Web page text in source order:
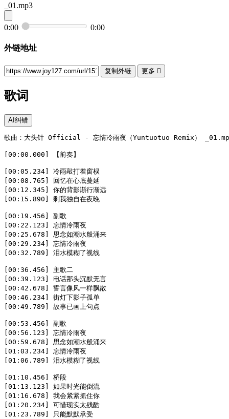
_01.mp3
0:00 0:00
外链地址
复制外链 更多 
歌词
AI纠错
歌曲：大头针 Official - 忘情冷雨夜（Yuntuotuo Remix）
[00:00.000] 【前奏】
[00:05.234] 冷雨敲打着窗棂
[00:08.765] 回忆在心底蔓延
[00:12.345] 你的背影渐行渐远
[00:15.890] 剩我独自在夜晚
[00:19.456] 副歌
[00:22.123] 忘情冷雨夜
[00:25.678] 思念如潮水般涌来
[00:29.234] 忘情冷雨夜
[00:32.789] 泪水模糊了视线
[00:36.456] 主歌二
[00:39.123] 电话那头沉默无言
[00:42.678] 誓言像风一样飘散
[00:46.234] 街灯下影子孤单
[00:49.789] 故事已画上句点
[00:53.456] 副歌
[00:56.123] 忘情冷雨夜
[00:59.678] 思念如潮水般涌来
[01:03.234] 忘情冷雨夜
[01:06.789] 泪水模糊了视线
[01:10.456] 桥段
[01:13.123] 如果时光能倒流
[01:16.678] 我会紧紧抓住你
[01:20.234] 可惜现实太残酷
[01:23.789] 只能默默承受